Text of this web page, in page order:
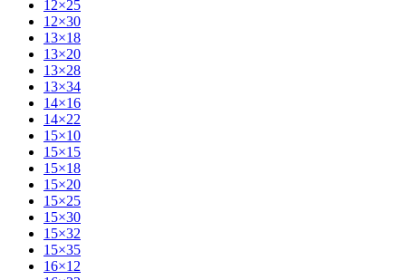
12×25
12×30
13×18
13×20
13×28
13×34
14×16
14×22
15×10
15×15
15×18
15×20
15×25
15×30
15×32
15×35
16×12